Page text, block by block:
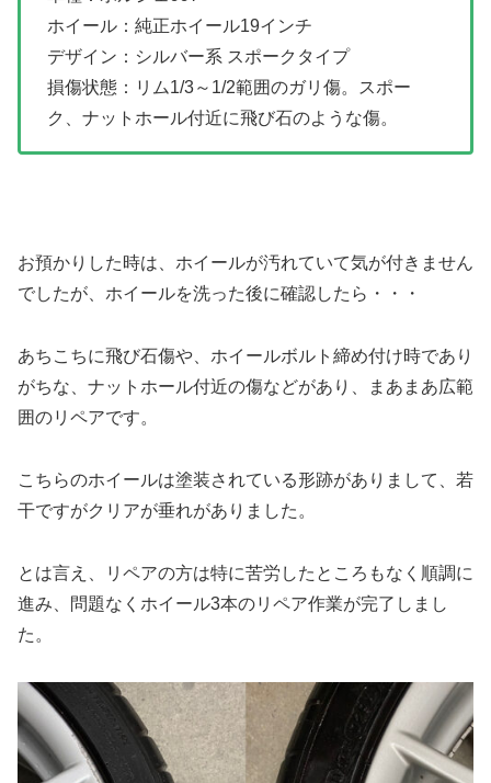
ホイール：純正ホイール19インチ
デザイン：シルバー系 スポークタイプ
損傷状態：リム1/3～1/2範囲のガリ傷。スポー
ク、ナットホール付近に飛び石のような傷。
お預かりした時は、ホイールが汚れていて気が付きません
でしたが、ホイールを洗った後に確認したら・・・
あちこちに飛び石傷や、ホイールボルト締め付け時であり
がちな、ナットホール付近の傷などがあり、まあまあ広範
囲のリペアです。
こちらのホイールは塗装されている形跡がありまして、若
干ですがクリアが垂れがありました。
とは言え、リペアの方は特に苦労したところもなく順調に
進み、問題なくホイール3本のリペア作業が完了しまし
た。